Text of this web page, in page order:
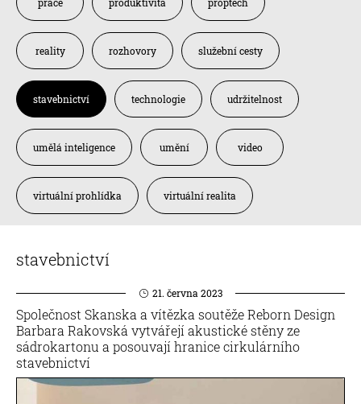
reality rozhovory služební cesty
stavebnictví technologie udržitelnost
umělá inteligence umění video
virtuální prohlídka virtuální realita
stavebnictví
21. června 2023
Společnost Skanska a vítězka soutěže Reborn Design
Barbara Rakovská vytvářejí akustické stěny ze
sádrokartonu a posouvají hranice cirkulárního
stavebnictví